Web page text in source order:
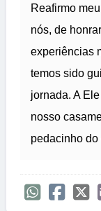
Reafirmo
nós, de
experiências
temos sido
jornada. A
nosso
pedacinho do